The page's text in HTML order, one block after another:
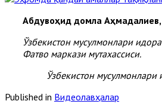
Абдувоҳид домла Аҳмадалиев,
Ўзбекистон мусулмонлари
Фатво маркази мутахассиси.
Ўзбекистон
Published in Видеолавҳалар